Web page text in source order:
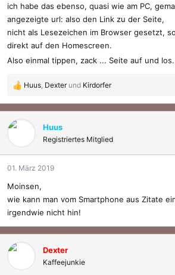
n
:
ich habe das ebenso, quasi wie am PC,
angezeigte url: also den Link zu der Seite,
nicht als Lesezeichen im Browser gesetzt,
direkt auf den Homescreen.
Also einmal tippen, zack ... Seite auf und los.
R
a
k
i
o
n
n
:
Huus Dexterund Kirdorfer
Huus
Registriertes Mitglied
01. März 2019
Moinsen,
wie kann man vom Smartphone aus Zitate
irgendwie nicht hin!
Dexter
Kaffeejunkie